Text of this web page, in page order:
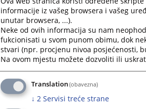
informacije iz vašeg browsera i vašeg
unutar browsera, ...).
Neke od ovih informacija su nam
fukcionisati u svom punom obimu, dok
stvari (npr. procjenu nivoa posjećenosti,
Na ovom mjestu možete dozvoliti ili
Translation(obavezna)
↓ 2 Servisi treće strane